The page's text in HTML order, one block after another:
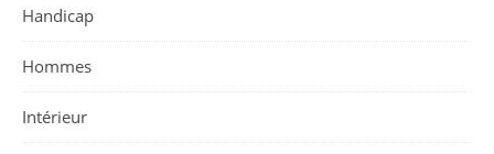
Handicap
Hommes
Intérieur